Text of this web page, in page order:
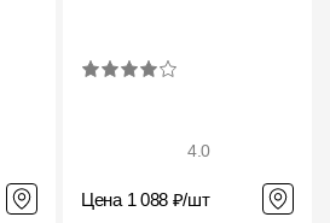
4.0
Цена 1 088 ₽/шт